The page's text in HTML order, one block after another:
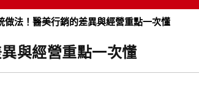
做法！醫美行銷的差異與經營重點一次懂
與經營重點一次懂